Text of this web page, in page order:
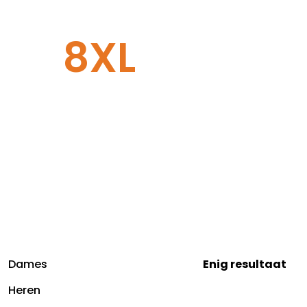
8XL
Dames
Heren
Enig resultaat